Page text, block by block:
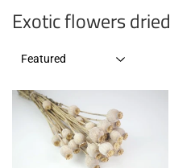
Exotic flowers dried